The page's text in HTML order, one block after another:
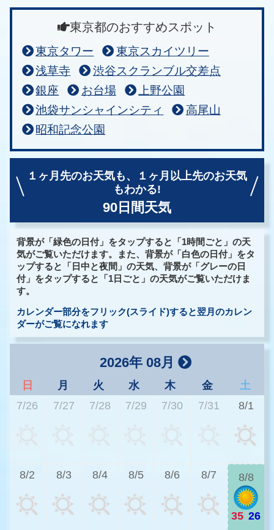
東京都のおすすめスポット
東京タワー
東京スカイツリー
浅草寺
渋谷スクランブル交差点
銀座
お台場
上野公園
池袋サンシャインシティ
高尾山
昭和記念公園
１ヶ月先のお天気も、
１ヶ月以上先のお天気
もわかる!
90日間天気
背景が「緑色の日付」をタップすると「1時間ごと」の天
気がご覧いただけます。また、背景が「白色の日付」をタ
ップすると「日中と夜間」の天気、背景が「グレーの日
付」をタップすると「1日ごと」の天気がご覧いただけま
す。
カレンダー部分をフリック(スライド)すると翌月のカレン
ダーがご覧になれます
2026年 08月
日 月 火 水 木 金
土
7/26
7/27 7/28 7/29 7/30 7/31 8/1
8/2 8/3 8/4 8/5 8/6 8/7 8/8
35 26